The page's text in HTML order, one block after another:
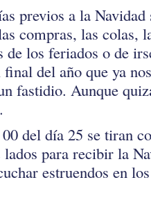
previos a la
compras, las colas,
de los feriados o de
del año que ya
fastidio. Aunque
del día 25 se tiran
para recibir la
estruendos en